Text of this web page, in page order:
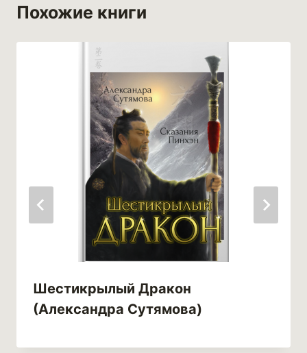
Похожие книги
Шестикрылый Дракон
(Александра Сутямова)